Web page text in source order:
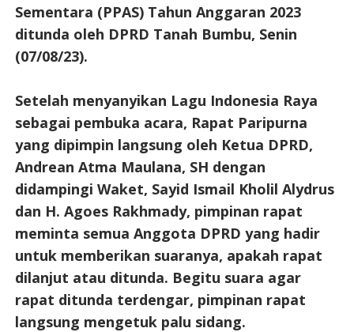
Sementara (PPAS) Tahun Anggaran 2023
ditunda oleh DPRD Tanah Bumbu, Senin
(07/08/23).
Setelah menyanyikan Lagu Indonesia Raya
sebagai pembuka acara, Rapat Paripurna
yang dipimpin langsung oleh Ketua DPRD,
Andrean Atma Maulana, SH dengan
didampingi Waket, Sayid Ismail Kholil Alydrus
dan H. Agoes Rakhmady, pimpinan rapat
meminta semua Anggota DPRD yang hadir
untuk memberikan suaranya, apakah rapat
dilanjut atau ditunda. Begitu suara agar
rapat ditunda terdengar, pimpinan rapat
langsung mengetuk palu sidang.